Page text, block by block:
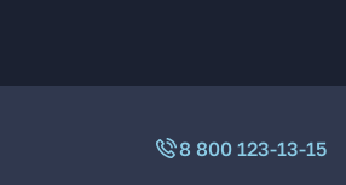
8 800 123-13-15